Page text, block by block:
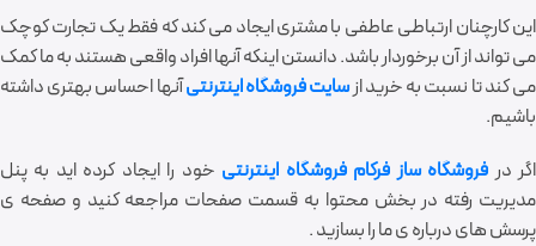
این کارچنان ارتباطی عاطفی با مشتری ایجاد می کند که فقط یک تجارت کوچک
می تواند از آن برخوردار باشد. دانستن اینکه آنها افراد واقعی هستند به ما کمک
می کند تا نسبت به خرید از سایت فروشگاه اینترنتیآنها احساس بهتری داشته
باشیم.
اگر در فروشگاه ساز فرکام فروشگاه اینترنتی خود را ایجاد کرده اید به پنل
مدیریت رفته در بخش محتوا به قسمت صفحات مراجعه کنید و صفحه ی
پرسش های درباره ی ما را بسازید .